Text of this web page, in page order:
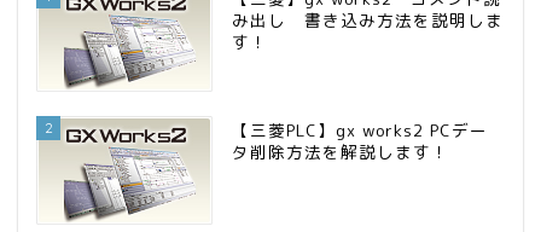
み出し 書き込み方法を説明しま
す！
2
【三菱PLC】gx works2 PCデー
タ削除方法を解説します！